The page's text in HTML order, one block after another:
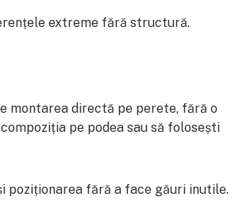
extreme fără structură.
montarea directă pe perete, fără o
pe podea sau să folosești
poziționarea fără a face găuri inutile.